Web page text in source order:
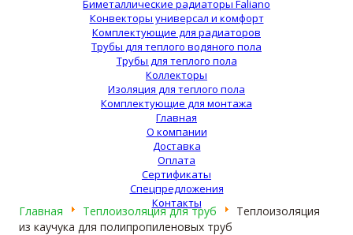
Биметаллические радиаторы Faliano
Конвекторы универсал и комфорт
Комплектующие для радиаторов
Трубы для теплого водяного пола
Трубы для теплого пола
Коллекторы
Изоляция для теплого пола
Комплектующие для монтажа
Главная
О компании
Доставка
Оплата
Сертификаты
Спецпредложения
Контакты
Главная Теплоизоляция для труб
Теплоизоляция
из каучука для полипропиленовых труб